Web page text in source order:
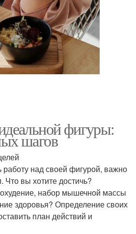
фигуры:
шагов
работу над своей фигурой, важно
Что вы хотите достичь?
набор мышечной массы
здоровья? Определение своих
план действий и